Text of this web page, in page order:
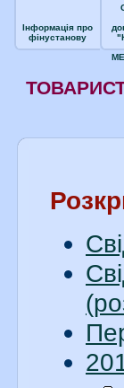
Інформація про
фінустанову